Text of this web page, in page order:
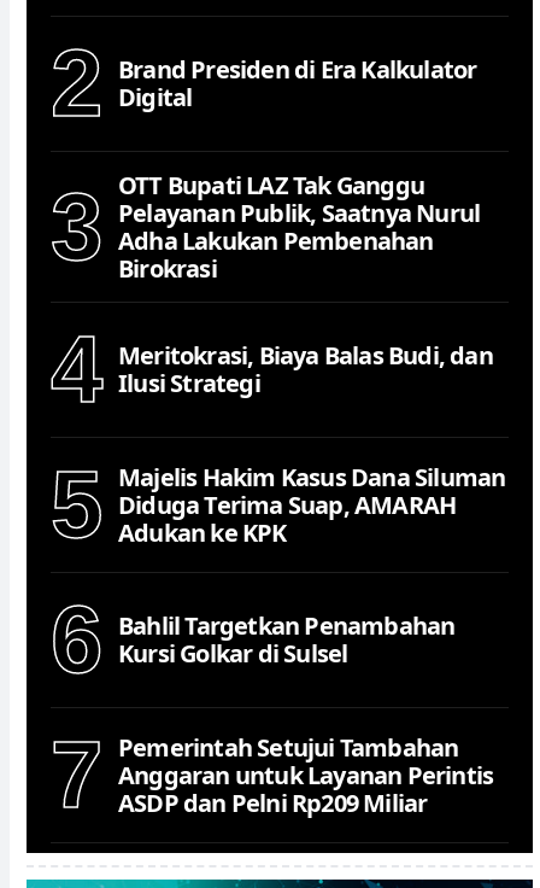
2
Brand Presiden di Era Kalkulator
Digital
3
OTT Bupati LAZ Tak Ganggu
Pelayanan Publik, Saatnya Nurul
Adha Lakukan Pembenahan
Birokrasi
4
Meritokrasi, Biaya Balas Budi, dan
Ilusi Strategi
5
Majelis Hakim Kasus Dana Siluman
Diduga Terima Suap, AMARAH
Adukan ke KPK
6
Bahlil Targetkan Penambahan
Kursi Golkar di Sulsel
7
Pemerintah Setujui Tambahan
Anggaran untuk Layanan Perintis
ASDP dan Pelni Rp209 Miliar